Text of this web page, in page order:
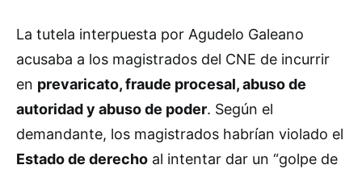
La tutela interpuesta por Agudelo Galeano
acusaba a los magistrados del CNE de incurrir
en prevaricato, fraude procesal, abuso de
autoridad y abuso de poder. Según el
demandante, los magistrados habrían violado el
Estado de derecho al intentar dar un “golpe de